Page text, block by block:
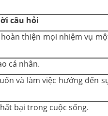
câu hỏi
thiện mọi nhiệm vụ
cá nhân.
và làm việc hướng đến
bại trong cuộc sống.